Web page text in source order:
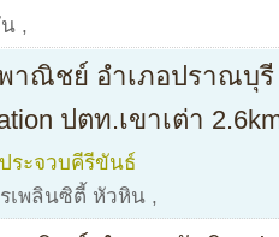
,
าณิชย์ อำเภอปราณบุ
ปตท.เขาเต่า
ประจวบคีรีขันธ์
เพลินซิตี้ หัวหิน ,